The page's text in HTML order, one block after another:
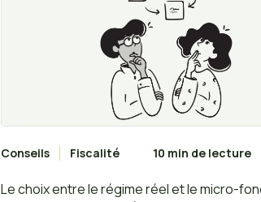
Conseils Fiscalité 10 min de lecture
Le choix entre le régime réel et le micro-